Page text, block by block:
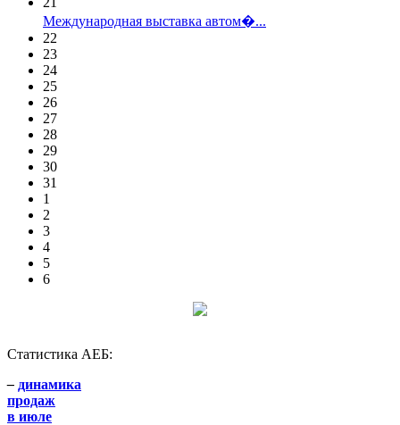
Международная выставка автом�...
22
23
24
25
26
27
28
29
30
31
1
2
3
4
5
6
Статистика АЕБ:
– динамика
продаж
в июле